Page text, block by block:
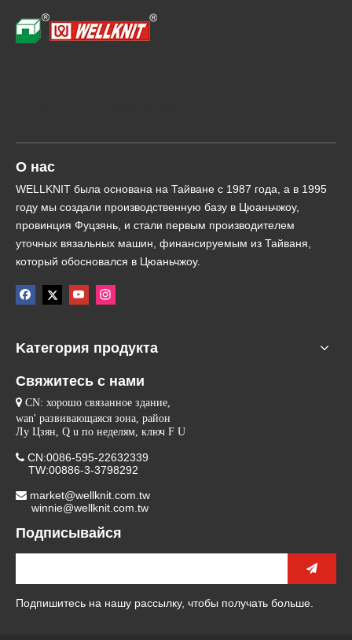
О нас
WELLKNIT была основана на Тайване с 1987 года, а в 1995
году мы создали производственную базу в Цюаньчжоу,
провинция Фуцзянь, и стали первым производителем
уточных вязальных машин, финансируемым из Тайваня,
который обосновался в Цюаньчжоу.
Kатегория продукта
Свяжитесь с нами
 CN: хорошо связанное здание,
wan' развивающаяся зона, район
Лу Цзян, Q u по неделям, ключ F U
 CN:0086-595-22632339
TW:00886-3-3798292
 market@wellknit.com.tw
winnie@wellknit.com.tw
Подписывайся
Подпишитесь на нашу рассылку, чтобы получать больше.